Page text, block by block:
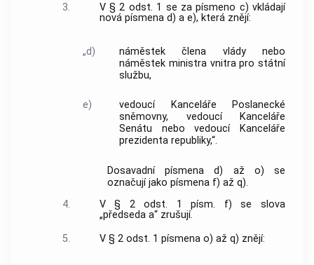
3.
V § 2 odst. 1 se za písmeno c) vkládají
nová písmena d) a e), která znějí:
„d)
náměstek člena vlády nebo
náměstek ministra vnitra pro státní
službu,
e)
vedoucí Kanceláře Poslanecké
sněmovny, vedoucí Kanceláře
Senátu nebo vedoucí Kanceláře
prezidenta republiky,“.
Dosavadní písmena d) až o) se
označují jako písmena f) až q).
4.
V § 2 odst. 1 písm. f) se slova
„předseda a“ zrušují.
5.
V § 2 odst. 1 písmena o) až q) znějí: